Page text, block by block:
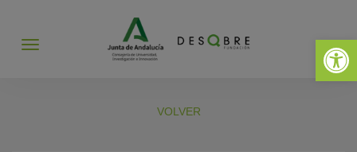
Abrir
Abrir
VOLVER